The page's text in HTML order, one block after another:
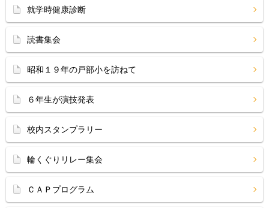
就学時健康診断
読書集会
昭和１９年の戸部小を訪ねて
６年生が演技発表
校内スタンプラリー
輪くぐりリレー集会
ＣＡＰプログラム